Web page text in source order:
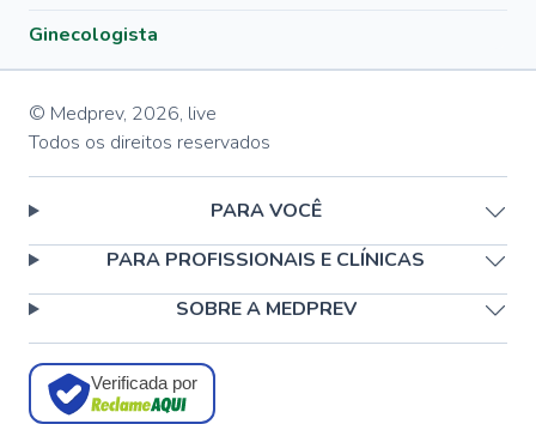
Ginecologista
© Medprev, 2026, live
Todos os direitos reservados
PARA VOCÊ
PARA PROFISSIONAIS E CLÍNICAS
SOBRE A MEDPREV
Verificada por